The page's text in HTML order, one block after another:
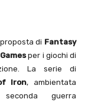
di Fantasy
per i giochi di
La serie di
Iron, ambientata
guerra